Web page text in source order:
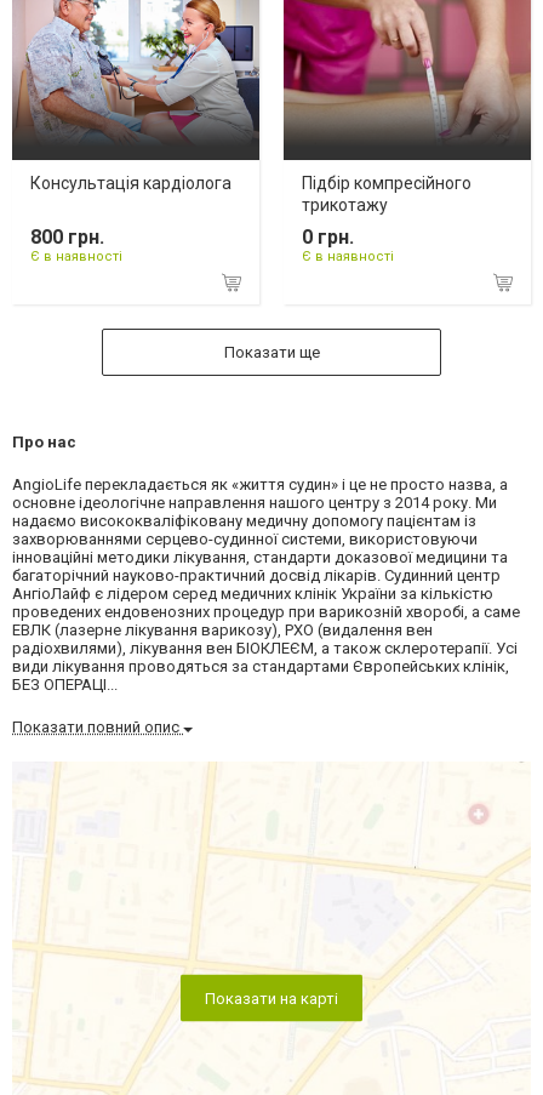
Консультація кардіолога
800 грн.
Є в наявності
Підбір компресійного
трикотажу
0 грн.
Є в наявності
Показати ще
Про нас
AngioLife перекладається як «життя судин» і це не просто назва, а
основне ідеологічне направлення нашого центру з 2014 року. Ми
надаємо висококваліфіковану медичну допомогу пацієнтам із
захворюваннями серцево-судинної системи, використовуючи
інноваційні методики лікування, стандарти доказової медицини та
багаторічний науково-практичний досвід лікарів. Судинний центр
АнгіоЛайф є лідером серед медичних клінік України за кількістю
проведених ендовенозних процедур при варикозній хворобі, а саме
ЕВЛК (лазерне лікування варикозу), РХО (видалення вен
радіохвилями), лікування вен БІОКЛЕЄМ, а також склеротерапії. Усі
види лікування проводяться за стандартами Європейських клінік,
БЕЗ ОПЕРАЦІ...
Показати повний опис
Показати на карті